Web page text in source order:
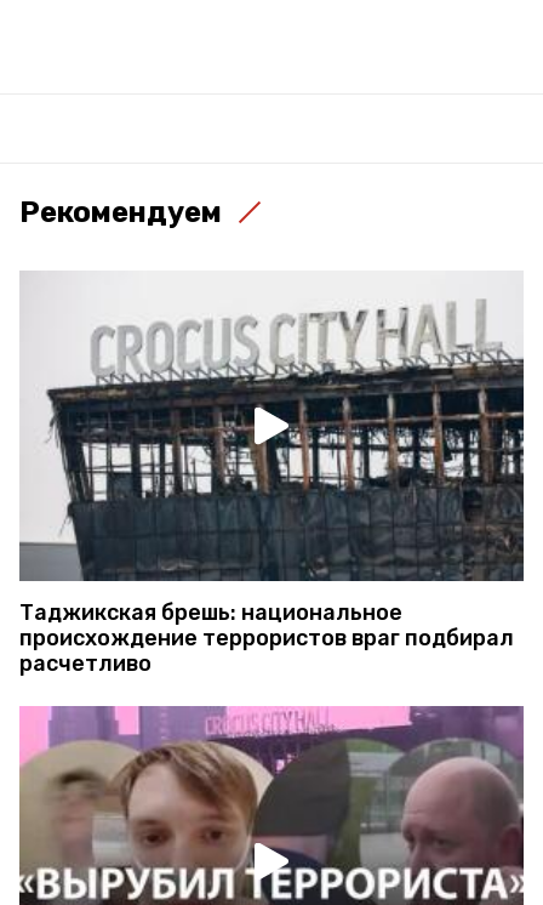
Рекомендуем
Таджикская брешь: национальное
происхождение террористов враг подбирал
расчетливо